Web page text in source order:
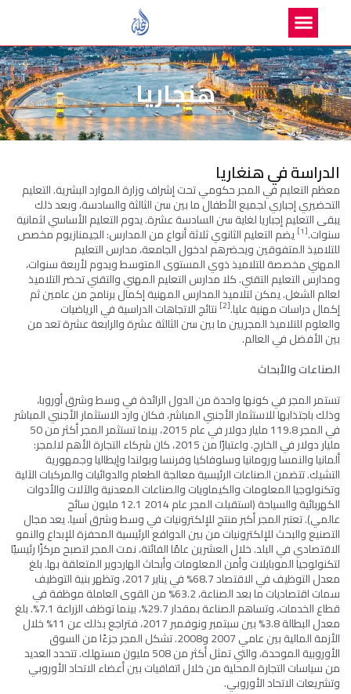
هنجاريا
الدراسة في هنغاريا
معظم التعليم فيالمجرحكومي تحت إشراف وزارة الموارد البشرية. التعليم
التحضيري إجباري لجميع الأطفال ما بين سن الثالثة والسادسة، وبعد ذلك
يبقى التعليم إجباريا لغاية سن السادسة عشرة. يدوم التعليم الأساسي لثمانية
سنوات.[1] يضم التعليم الثانوي ثلاثة أنواع من المدارس: الجيمنازيوم مخصص
للتلاميذ المتفوقين ويحضرهم لدخول الجامعة، مدارسالتعليم
المهنيمخصصة للتلاميذ ذوي المستوى المتوسط ويدوم لأربعة سنوات،
ومدارس التعليم التقني. كلا مدارس التعليم المهني والتقني تحضر التلاميذ
لعالم الشغل. يمكن لتلاميذ المدارس المهنية إكمال برنامج من عامين ثم
إكمال دراسات مهنية عليا.[2] نتائجالاتجاهات الدراسية في الرياضيات
والعلومللتلاميذ المجريين ما بين سن الثالثة عشرة والرابعة عشرة تعد من
بين الأفضل في العالم.
الصناعات والأبحاث
تستمر المجر في كونها واحدة من الدول الرائدة في وسط وشرق أوروبا،
وذلك باجتذابها للاستثمار الأجنبي المباشر، فكان وارد الاستثمار الأجنبي المباشر
في المجر 119.8 مليار دولار في عام 2015، بينما تستثمر المجر أكثر من 50
مليار دولار في الخارج. واعتبارًا من 2015، كان شركاء التجارة الأهم لالمجر:
ألمانيا والنمسا ورومانيا وسلوفاكيا وفرنسا وبولندا وإيطاليا وجمهورية
التشيك. تتضمن الصناعات الرئيسية معالجة الطعام والدوائيات والمركبات الآلية
وتكنولوجيا المعلومات والكيماويات والصناعات المعدنية والآلات والأدوات
الكهربائية والسياحة (استقبلت المجر عام 2014 12.1 مليون سائح
عالمي). تعتبر المجر أكبر منتج للإلكترونيات في وسط وشرق آسيا. يعد مجال
التصنيع والبحث للإلكترونيات من بين الدوافع الرئيسية المحفزة للإبداع والنمو
الاقتصادي في البلد. خلال العشرين عامًا الفائتة، نمت المجر لتصبح مركزًا رئيسيًا
لتكنولوجيا الموبايلات وأمن المعلومات وأبحاث الهاردوير المتعلقة بها. بلغ
معدل التوظيف في الاقتصاد 68.7% في يناير 2017، وتظهر بنية التوظيف
سمات اقتصاديات ما بعد الصناعة، 63.2% من القوى العاملة موظفة في
قطاع الخدمات، وتساهم الصناعة بمقدار 29.7%، بينما توظف الزراعة 7.1%. بلغ
معدل البطالة 3.8% بين سبتمبر ونوفمبر 2017، فتراجع بذلك عن 11% خلال
الأزمة المالية بين عامي 2007 و2008. تشكل المجر جزءًا من السوق
الأوروبية الموحدة، والتي تمثل أكثر من 508 مليون مستهلك. تتحدد العديد
من سياسات التجارة المحلية من خلال اتفاقيات بين أعضاء الاتحاد الأوروبي
وتشريعات الاتحاد الأوروبي.